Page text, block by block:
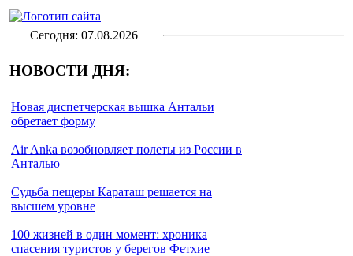
Сегодня: 07.08.2026
НОВОСТИ ДНЯ:
Новая диспетчерская вышка Антальи
обретает форму
Air Anka возобновляет полеты из России в
Анталью
Cудьба пещеры Караташ решается на
высшем уровне
100 жизней в один момент: хроника
спасения туристов у берегов Фетхие